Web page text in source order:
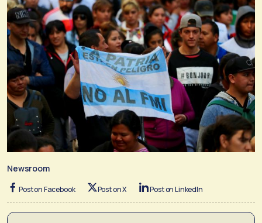
Newsroom
Post on Facebook Post on X Post on LinkedIn